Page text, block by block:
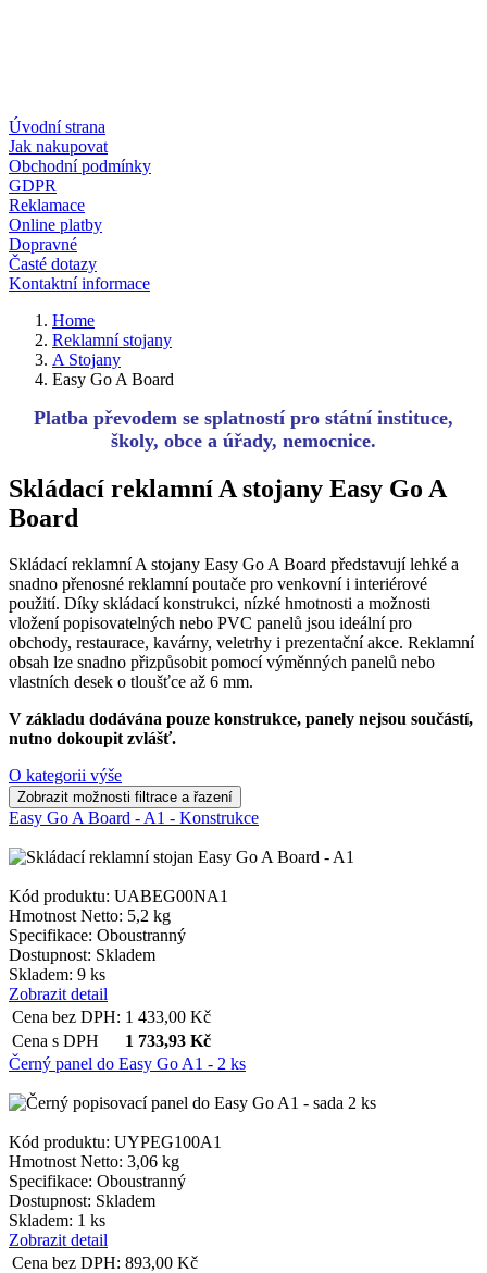
Úvodní strana
Jak nakupovat
Obchodní podmínky
GDPR
Reklamace
Online platby
Dopravné
Časté dotazy
Kontaktní informace
Home
Reklamní stojany
A Stojany
Easy Go A Board
Platba převodem se splatností pro státní instituce,
školy, obce a úřady, nemocnice.
Skládací reklamní A stojany Easy Go A
Board
Skládací reklamní A stojany Easy Go A Board představují lehké a
snadno přenosné reklamní poutače pro venkovní i interiérové
použití. Díky skládací konstrukci, nízké hmotnosti a možnosti
vložení popisovatelných nebo PVC panelů jsou ideální pro
obchody, restaurace, kavárny, veletrhy i prezentační akce. Reklamní
obsah lze snadno přizpůsobit pomocí výměnných panelů nebo
vlastních desek o tloušťce až 6 mm.
V základu dodávána pouze konstrukce, panely nejsou součástí,
nutno dokoupit zvlášť.
O kategorii výše
Easy Go A Board - A1 - Konstrukce
Kód produktu: UABEG00NA1
Hmotnost Netto: 5,2 kg
Specifikace: Oboustranný
Dostupnost: Skladem
Skladem: 9 ks
Zobrazit detail
Cena bez DPH: 1 433,00 Kč
Cena s DPH
1 733,93 Kč
Černý panel do Easy Go A1 - 2 ks
Kód produktu: UYPEG100A1
Hmotnost Netto: 3,06 kg
Specifikace: Oboustranný
Dostupnost: Skladem
Skladem: 1 ks
Zobrazit detail
Cena bez DPH: 893,00 Kč